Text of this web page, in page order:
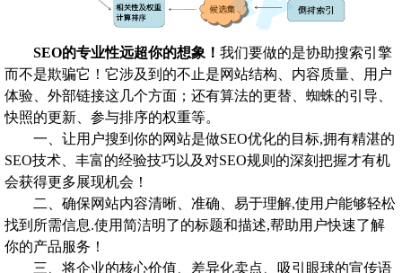
SEO的专业性远超你的想象！ 我们要做的是协助搜索引擎
而不是欺骗它！它涉及到的不止是网站结构、内容质量、用户
体验、外部链接这几个方面；还有算法的更替、蜘蛛的引导、
快照的更新、参与排序的权重等。
一、让用户搜到你的网站是做SEO优化的目标,拥有精湛的
SEO技术、丰富的经验技巧以及对SEO规则的深刻把握才有机
会获得更多展现机会！
二、确保网站内容清晰、准确、易于理解,使用户能够轻松
找到所需信息.使用简洁明了的标题和描述,帮助用户快速了解
你的产品服务！
三、将企业的核心价值、差异化卖点、吸引眼球的宣传语